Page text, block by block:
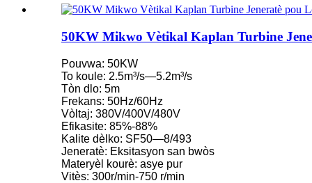
Batri ityòm-ion 20 pye 250KWh 582KWh ki nan kontenè...
Ti 10kW 12kW 15kW 20kW Mikwo Idwo Fiks Lam Ka...
Forster 2 × 40KW Mikwo Idwo Turgo Turbine Jeneratè
Turbin Elis Idwolik 100kW Kaplan Turbin Jeneratè...
2200kW Hydro Power Pelton Water Wheel Turbine Generator
Ti turbin Kaplan 10KW 12KW 15KW mikwo santral
Manifakti Ekipman Idwoelektrik Fransè Idwolik...
50KW Mikwo Vètikal Kaplan Turbine
Pouvwa: 50KW
To koule: 2.5m³/s—5.2m³/s
Tòn dlo: 5m
Frekans: 50Hz/60Hz
Vòltaj: 380V/400V/480V
Efikasite: 85%-88%
Kalite dèlko: SF50—8/493
Jeneratè: Eksitasyon san bwòs
Materyèl kourè: asye pur
Vitès: 300r/min-750 r/min